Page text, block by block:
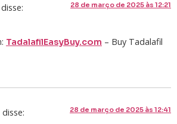
disse: 28 de março de 2025 às 12:21
TadalafilEasyBuy.com – Buy Tadalafil
disse: 28 de março de 2025 às 12:41